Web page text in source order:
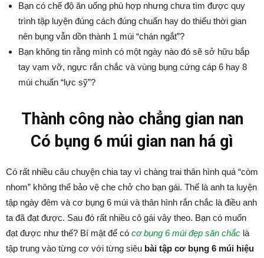
Bạn có chế độ ăn uống phù hợp nhưng chưa tìm được quy
trình tập luyện đúng cách đúng chuẩn hay do thiếu thời gian
nên bụng vẫn dồn thành 1 múi “chán ngắt”?
Bạn không tin rằng mình có một ngày nào đó sẽ sở hữu bắp
tay vạm vỡ, ngực rắn chắc và vùng bụng cứng cáp 6 hay 8
múi chuẩn “lực sỹ”?
Thành công nào chẳng gian nan
Có bụng 6 múi gian nan há gì
Có rất nhiều câu chuyện chia tay vì chàng trai thân hình quá “còm
nhom” không thể bảo vệ che chở cho bạn gái. Thế là anh ta luyện
tập ngày đêm và cơ bụng 6 múi và thân hình rắn chắc là điều anh
ta đã đạt được. Sau đó rất nhiều cô gái vây theo. Bạn có muốn
đạt được như thế? Bí mật để có cơ bụng 6 múi đẹp săn chắc là
tập trung vào từng cơ với từng siêu bài tập cơ bụng 6 múi hiệu